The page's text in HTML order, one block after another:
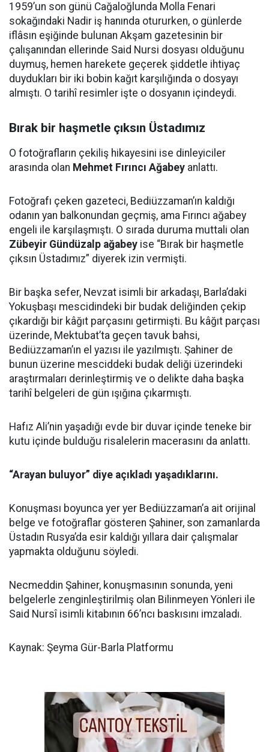
1959’un son günü Cağaloğlunda Molla Fenari
sokağındaki Nadir iş hanında otururken, o günlerde
iflâsın eşiğinde bulunan Akşam gazetesinin bir
çalışanından ellerinde Said Nursi dosyası olduğunu
duymuş, hemen harekete geçerek şiddetle ihtiyaç
duydukları bir iki bobin kağıt karşılığında o dosyayı
almıştı. O tarihî resimler işte o dosyanın içindeydi.
Bırak bir haşmetle çıksın Üstadımız
O fotoğrafların çekiliş hikayesini ise dinleyiciler
arasında olan Mehmet Fırıncı Ağabey anlattı.
Fotoğrafı çeken gazeteci, Bediüzzaman’ın kaldığı
odanın yan balkonundan geçmiş, ama Fırıncı ağabey
engeli ile karşılaşmıştı. O sırada duruma muttali olan
Zübeyir Gündüzalp ağabey ise “Bırak bir haşmetle
çıksın Üstadımız” diyerek izin vermişti.
Bir başka sefer, Nevzat isimli bir arkadaşı, Barla’daki
Yokuşbaşı mescidindeki bir budak deliğinden çekip
çıkardığı bir kâğıt parçasını getirmişti. Bu kâğıt parçası
üzerinde, Mektubat’ta geçen tavuk bahsi,
Bediüzzaman’ın el yazısı ile yazılmıştı. Şahiner de
bunun üzerine mesciddeki budak deliği üzerindeki
araştırmaları derinleştirmiş ve o delikte daha başka
tarihî belgeleri de gün ışığına çıkarmıştı.
Hafız Ali’nin yaşadığı evde bir duvar içinde teneke bir
kutu içinde bulduğu risalelerin macerasını da anlattı.
“Arayan buluyor” diye açıkladı yaşadıklarını.
Konuşması boyunca yer yer Bediüzzaman’a ait orijinal
belge ve fotoğraflar gösteren Şahiner, son zamanlarda
Üstadın Rusya’da esir kaldığı yıllara dair çalışmalar
yapmakta olduğunu söyledi.
Necmeddin Şahiner, konuşmasının sonunda, yeni
belgelerle zenginleştirilmiş olan Bilinmeyen Yönleri ile
Said Nursî isimli kitabının 66’ncı baskısını imzaladı.
Kaynak: Şeyma Gür-Barla Platformu